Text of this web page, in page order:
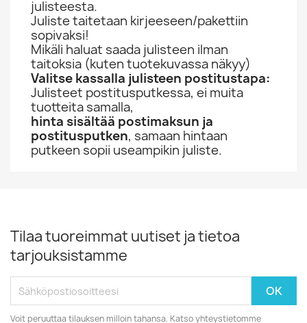
julisteesta.
Juliste taitetaan kirjeeseen/pakettiin
sopivaksi!
Mikäli haluat saada julisteen ilman
taitoksia (kuten tuotekuvassa näkyy)
Valitse kassalla julisteen postitustapa:
Julisteet postitusputkessa, ei muita
tuotteita samalla,
hinta sisältää postimaksun ja
postitusputken, samaan hintaan
putkeen sopii useampikin juliste.
Tilaa tuoreimmat uutiset ja tietoa
tarjouksistamme
Voit peruuttaa tilauksen milloin tahansa. Katso yhteystietomme